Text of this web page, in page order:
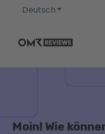
DeutschUntermenü
Moin! Wie